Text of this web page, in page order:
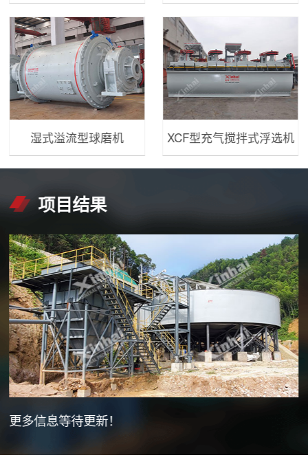
湿式溢流型球磨机 XCF型充气搅拌式浮选机
项目结果
更多信息等待更新！